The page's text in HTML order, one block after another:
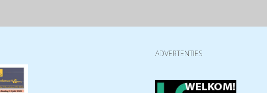
ADVERTENTIES